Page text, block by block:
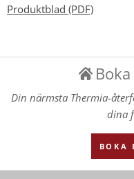
Produktblad (PDF)
Din närmsta Thermia-
dina
BOKA